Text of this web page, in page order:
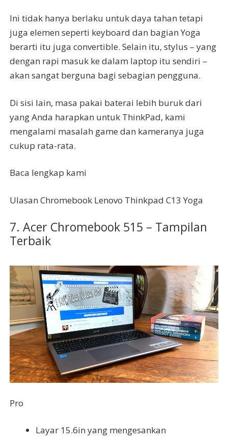
Ini tidak hanya berlaku untuk daya tahan tetapi
juga elemen seperti keyboard dan bagian Yoga
berarti itu juga convertible. Selain itu, stylus – yang
dengan rapi masuk ke dalam laptop itu sendiri –
akan sangat berguna bagi sebagian pengguna.
Di sisi lain, masa pakai baterai lebih buruk dari
yang Anda harapkan untuk ThinkPad, kami
mengalami masalah game dan kameranya juga
cukup rata-rata.
Baca lengkap kami
Ulasan Chromebook Lenovo Thinkpad C13 Yoga
7. Acer Chromebook 515 – Tampilan
Terbaik
Pro
Layar 15.6in yang mengesankan